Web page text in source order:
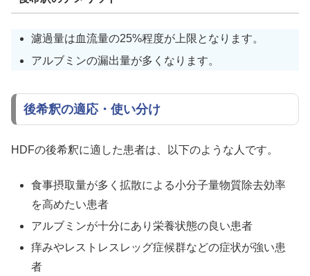
濾過量は血流量の25%程度が上限となります。
アルブミンの漏出量が多くなります。
後希釈の適応・使い分け
HDFの後希釈に適した患者は、以下のような人です。
食事摂取量が多く拡散による小分子量物質除去効率
を高めたい患者
アルブミンが十分にあり栄養状態の良い患者
痒みやレストレスレッグ症候群などの症状が強い患
者